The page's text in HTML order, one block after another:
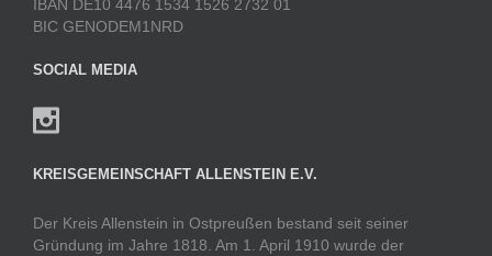
IBAN DE10 4476 1534 1526 2732 01
BIC GENODEM1NRD
SOCIAL MEDIA
KREISGEMEINSCHAFT ALLENSTEIN E.V.
Der Kreis Allenstein in Ostpreußen bestand seit seiner
Gründung im Jahre 1818. Am 1. April 1910 wurde der